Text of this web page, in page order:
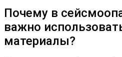
Почему в
важно
материалы?